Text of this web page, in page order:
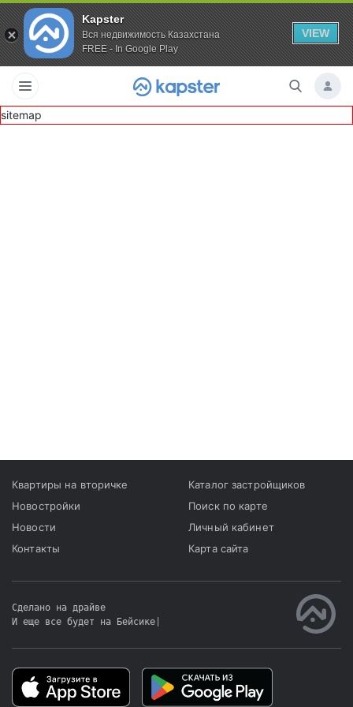
Kapster
Вся недвижимость Казахстана
FREE - In Google Play
VIEW
sitemap
Квартиры на вторичке
Новостройки
Новости
Контакты
Каталог застройщиков
Поиск по карте
Личный кабинет
Карта сайта
Сделано на драйве
И еще все будет на Бейсике